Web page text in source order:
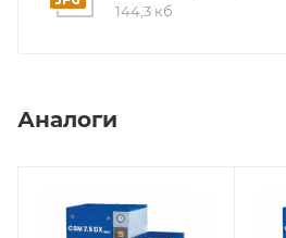
144,3 кб
Аналоги